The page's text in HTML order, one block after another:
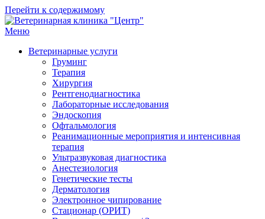
Перейти к содержимому
Меню
Ветеринарные услуги
Груминг
Терапия
Хирургия
Рентгенодиагностика
Лабораторные исследования
Эндоскопия
Офтальмология
Реанимационные мероприятия и интенсивная
терапия
Ультразвуковая диагностика
Анестезиология
Генетические тесты
Дерматология
Электронное чипирование
Стационар (ОРИТ)